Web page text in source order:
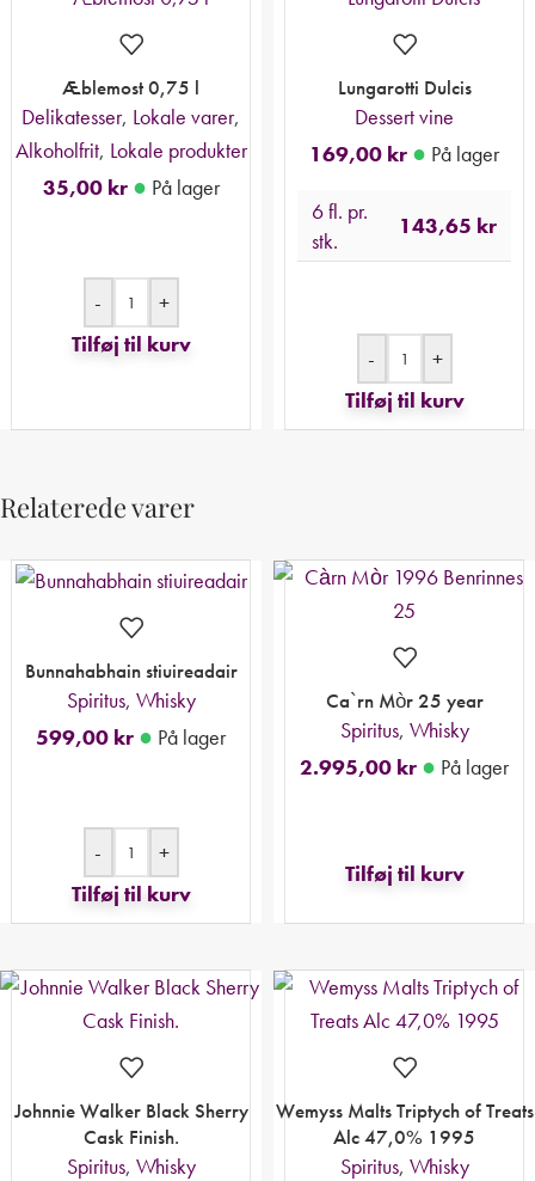
Æblemost 0,75 l
Delikatesser, Lokale varer,
Alkoholfrit, Lokale produkter
35,00 kr ● På lager
-
+
Tilføj til kurv
Lungarotti Dulcis
Dessert vine
169,00 kr ● På lager
6 fl. pr.
stk.
143,65 kr
-
+
Tilføj til kurv
Relaterede varer
Bunnahabhain stiuireadair
Spiritus, Whisky
599,00 kr ● På lager
-
+
Tilføj til kurv
Ca`rn Mòr 25 year
Spiritus, Whisky
2.995,00 kr ● På lager
Tilføj til kurv
Johnnie Walker Black Sherry
Cask Finish.
Spiritus, Whisky
Wemyss Malts Triptych of Treats
Alc 47,0% 1995
Spiritus, Whisky